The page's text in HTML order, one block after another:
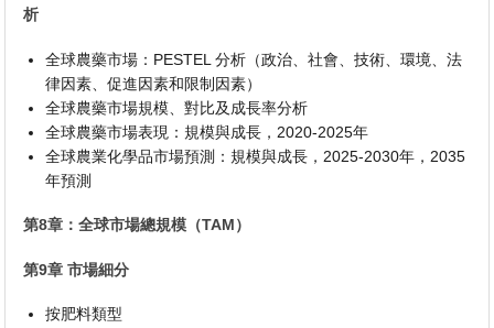
析
全球農藥市場：PESTEL 分析（政治、社會、技術、環境、法
律因素、促進因素和限制因素）
全球農藥市場規模、對比及成長率分析
全球農藥市場表現：規模與成長，2020-2025年
全球農業化學品市場預測：規模與成長，2025-2030年，2035
年預測
第8章：全球市場總規模（TAM）
第9章 市場細分
按肥料類型